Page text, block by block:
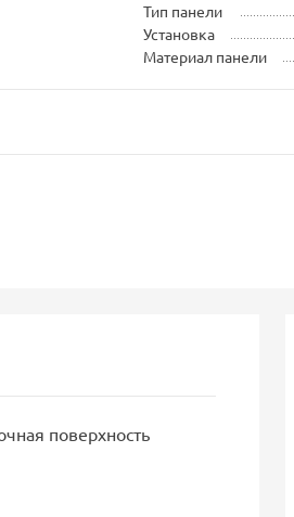
Тип панели
Установка
Материал панели
поверхность